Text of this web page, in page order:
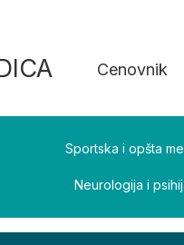
Cenovnik
Sportska i opšta
Neurologija i